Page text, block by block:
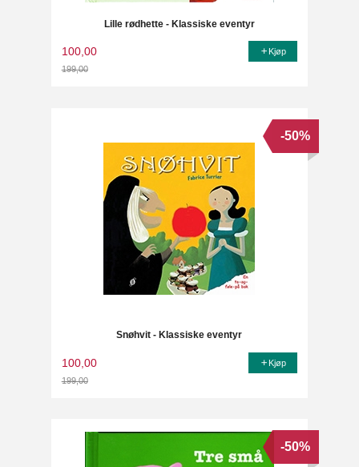
Lille rødhette - Klassiske eventyr
100,00
199,00
Kjøp
Snøhvit - Klassiske eventyr
100,00
199,00
-50%
Kjøp
-50%